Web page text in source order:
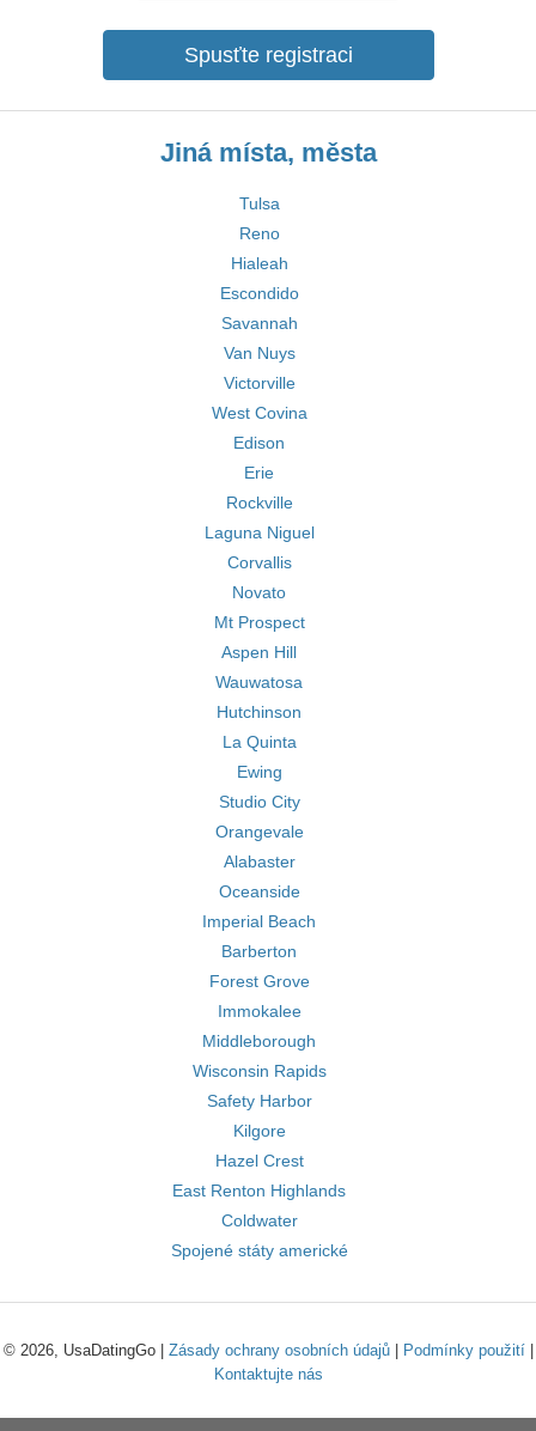
Spusťte registraci
Jiná místa, města
Tulsa
Reno
Hialeah
Escondido
Savannah
Van Nuys
Victorville
West Covina
Edison
Erie
Rockville
Laguna Niguel
Corvallis
Novato
Mt Prospect
Aspen Hill
Wauwatosa
Hutchinson
La Quinta
Ewing
Studio City
Orangevale
Alabaster
Oceanside
Imperial Beach
Barberton
Forest Grove
Immokalee
Middleborough
Wisconsin Rapids
Safety Harbor
Kilgore
Hazel Crest
East Renton Highlands
Coldwater
Spojené státy americké
© 2026, UsaDatingGo | Zásady ochrany osobních údajů| Podmínky použití|
Kontaktujte nás